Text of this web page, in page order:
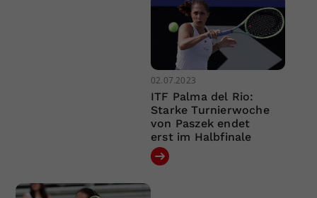
02.07.2023
ITF Palma del Rio:
Starke Turnierwoche
von Paszek endet
erst im Halbfinale